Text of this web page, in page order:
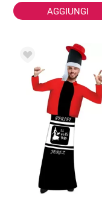
AGGIUNGI